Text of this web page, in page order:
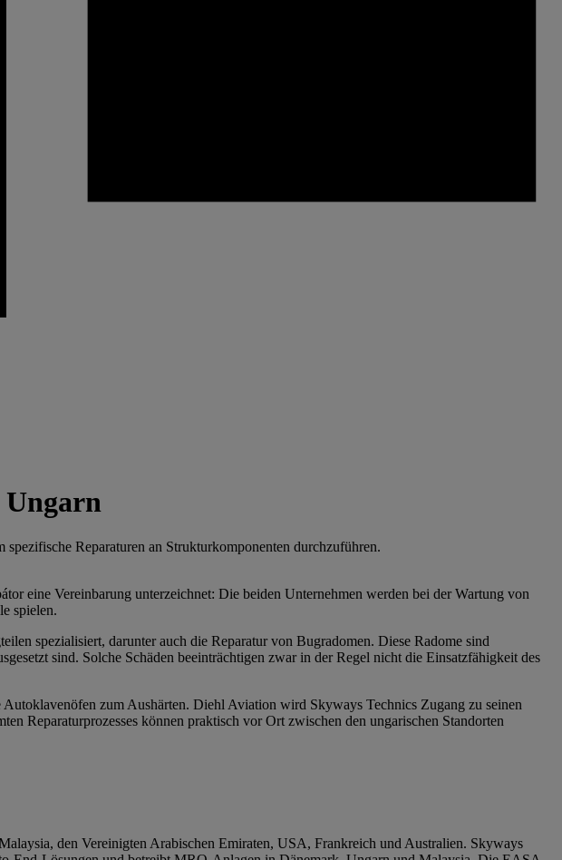
Ungarn
Reparaturen an Strukturkomponenten durchzuführen.
eine Vereinbarung unterzeichnet: Die beiden Unternehmen werden bei der Wartung von
spielen.
spezialisiert, darunter auch die Reparatur von Bugradomen. Diese Radome sind
sind. Solche Schäden beeinträchtigen zwar in der Regel nicht die Einsatzfähigkeit des
zum Aushärten. Diehl Aviation wird Skyways Technics Zugang zu seinen
Reparaturprozesses können praktisch vor Ort zwischen den ungarischen Standorten
den Vereinigten Arabischen Emiraten, USA, Frankreich und Australien. Skyways